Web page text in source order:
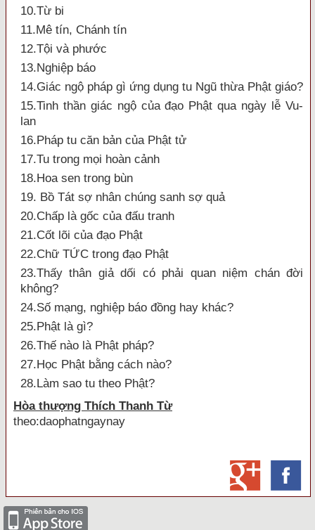
10.Từ bi
11.Mê tín, Chánh tín
12.Tội và phước
13.Nghiệp báo
14.Giác ngộ pháp gì ứng dụng tu Ngũ thừa Phật giáo?
15.Tinh thần giác ngộ của đạo Phật qua ngày lễ Vu-
lan
16.Pháp tu căn bản của Phật tử
17.Tu trong mọi hoàn cảnh
18.Hoa sen trong bùn
19. Bồ Tát sợ nhân chúng sanh sợ quả
20.Chấp là gốc của đấu tranh
21.Cốt lõi của đạo Phật
22.Chữ TỨC trong đạo Phật
23.Thấy thân giả dối có phải quan niệm chán đời
không?
24.Số mạng, nghiệp báo đồng hay khác?
25.Phật là gì?
26.Thế nào là Phật pháp?
27.Học Phật bằng cách nào?
28.Làm sao tu theo Phật?
Hòa thượng Thích Thanh Từ
theo:daophatngaynay